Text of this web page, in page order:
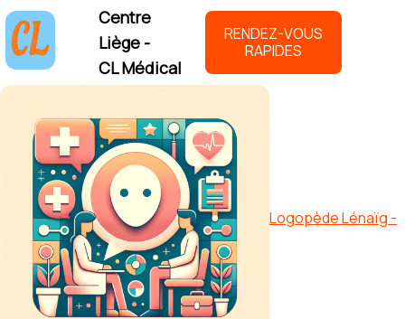
Centre
Liège -
CL Médical
RENDEZ-VOUS
RAPIDES
Logopède Lénaïg -